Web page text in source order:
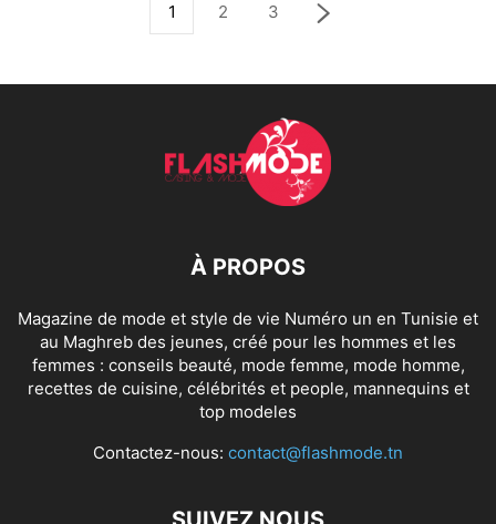
1 2 3
À PROPOS
Magazine de mode et style de vie Numéro un en Tunisie et
au Maghreb des jeunes, créé pour les hommes et les
femmes : conseils beauté, mode femme, mode homme,
recettes de cuisine, célébrités et people, mannequins et
top modeles
Contactez-nous: contact@flashmode.tn